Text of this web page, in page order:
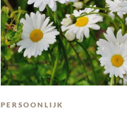
PERSOONLIJK